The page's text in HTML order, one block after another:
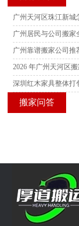
广州天河区珠江新城
广州居民与公司搬
广州靠谱搬家公司推
2026 年广州天河区
搬家问答